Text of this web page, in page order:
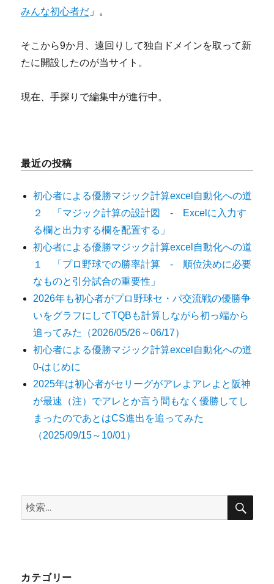
みんな初心者だ 」。
そこから9か月、遠回りして独自ドメインを取って新
たに開設したのが当サイト。
現在、手探りで編集中が進行中。
最近の投稿
初心者による優勝マジック計算excel自動化への道
２ 「マジック計算の設計図 - Excelに入力す
る欄と出力する欄を配置する」
初心者による優勝マジック計算excel自動化への道
１ 「プロ野球での勝率計算 - 順位決めに必要
なものと引分試合の重要性」
2026年も初心者がプロ野球セ・パ交流戦の優勝争
いをグラフにしてTQBも計算しながら初っ端から
追ってみた（2026/05/26～06/17）
初心者による優勝マジック計算excel自動化への道
0-はじめに
2025年は初心者がセリーグがアレよアレよと阪神
が最速（注）でアレとか言う間もなく優勝してし
まったのであとはCS進出を追ってみた
（2025/09/15～10/01）
検
索:
検
カテゴリー